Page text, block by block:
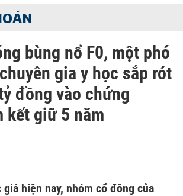
bùng nổ F0, một phó
gia y học sắp rót
đồng vào chứng
kết giữ 5 năm
hiện nay, nhóm cổ đông của